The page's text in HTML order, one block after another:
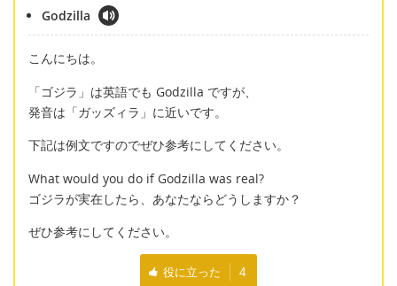
Godzilla
こんにちは。
「ゴジラ」は英語でも Godzilla ですが、
発音は「ガッズィラ」に近いです。
下記は例文ですのでぜひ参考にしてください。
What would you do if Godzilla was real?
ゴジラが実在したら、あなたならどうしますか？
ぜひ参考にしてください。
役に立った 4